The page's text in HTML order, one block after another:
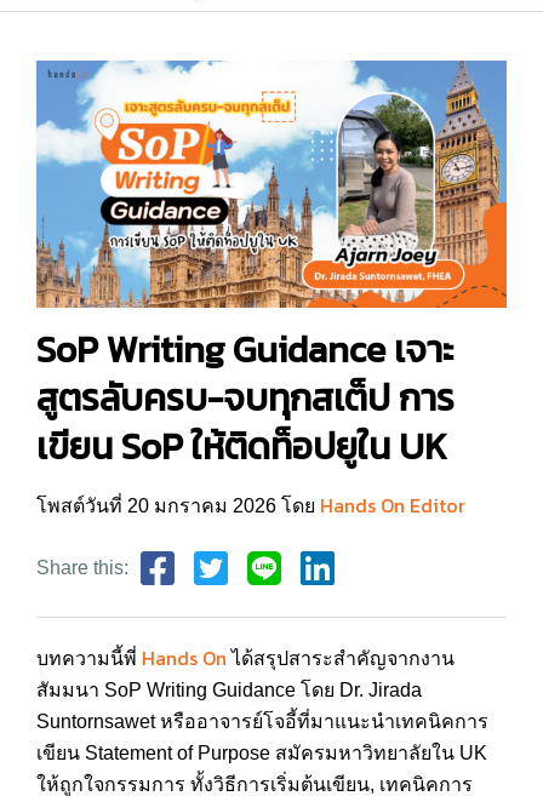
SoP Writing Guidance เจาะ
สูตรลับครบ-จบทุกสเต็ป การ
เขียน SoP ให้ติดท็อปยูใน UK
โพสต์วันที่ 20 มกราคม 2026 โดย Hands On Editor
Share this:
บทความนี้พี่ Hands On ได้สรุปสาระสำคัญจากงาน
สัมมนา SoP Writing Guidance โดย Dr. Jirada
Suntornsawet หรืออาจารย์โจอี้ที่มาแนะนำเทคนิคการ
เขียน Statement of Purpose สมัครมหาวิทยาลัยใน UK
ให้ถูกใจกรรมการ ทั้งวิธีการเริ่มต้นเขียน, เทคนิคการ